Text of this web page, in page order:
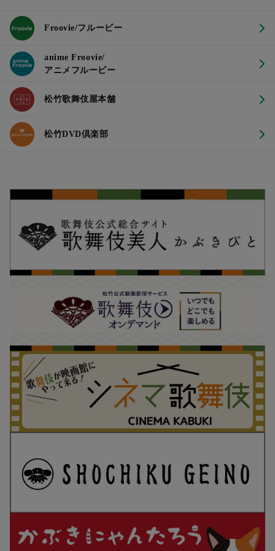
Froovie/フルービー
anime Froovie/
アニメフルービー
松竹歌舞伎屋本舗
松竹DVD倶楽部